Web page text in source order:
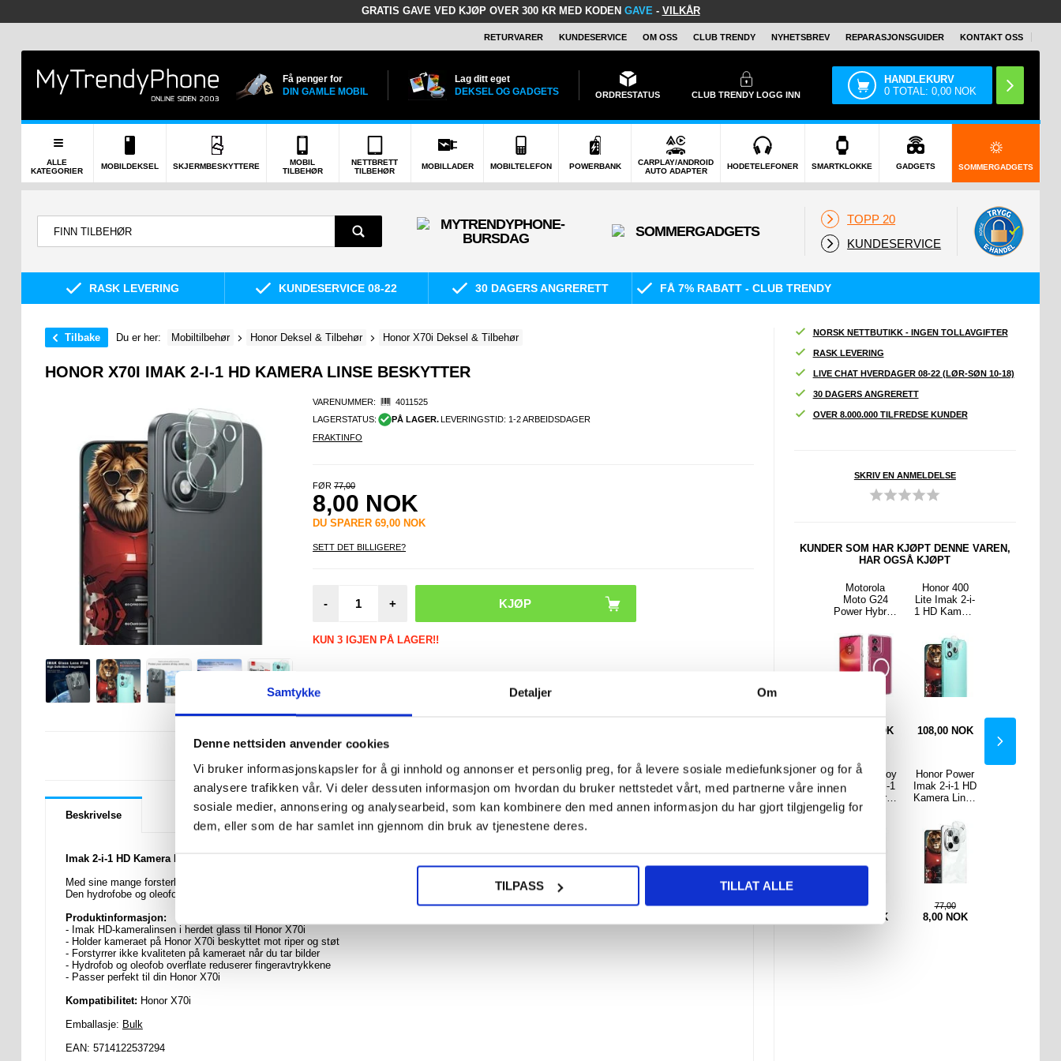
Samtykke Detaljer Om
Denne nettsiden anvender cookies
Vi bruker informasjonskapsler for å gi innhold og annonser et personlig preg, for å levere sosiale mediefunksjoner og for å
analysere trafikken vår. Vi deler dessuten informasjon om hvordan du bruker nettstedet vårt, med partnerne våre innen
sosiale medier, annonsering og analysearbeid, som kan kombinere den med annen informasjon du har gjort tilgjengelig for
dem, eller som de har samlet inn gjennom din bruk av tjenestene deres.
TILPASS TILLAT ALLE
GRATIS GAVE VED KJØP OVER 300 KR MED KODEN GAVE- VILKÅR
RETURVARER KUNDESERVICE OM OSS CLUB TRENDY NYHETSBREV REPARASJONSGUIDER KONTAKT OSS
Få penger for
DIN GAMLE MOBIL
Lag ditt eget
DEKSEL OG GADGETS
ORDRESTATUS CLUB TRENDYLOGG INN
HANDLEKURV
0 TOTAL:0,00 NOK
ALLE
KATEGORIER
MOBILDEKSEL SKJERMBESKYTTERE
MOBIL
TILBEHØR
NETTBRETT
TILBEHØR
MOBILLADER MOBILTELEFON POWERBANK
CARPLAY/ANDROID
AUTO ADAPTER
HODETELEFONER SMARTKLOKKE GADGETS SOMMERGADGETS
TOPP 20
KUNDESERVICE
RASK LEVERING KUNDESERVICE 08-22 30 DAGERS ANGRERETT FÅ 7% RABATT - CLUB TRENDY
Tilbake Du er her: Mobiltilbehør Honor Deksel & Tilbehør Honor X70i Deksel & Tilbehør
HONOR X70I IMAK 2-I-1 HD KAMERA LINSE BESKYTTER
VARENUMMER:
4011525
LAGERSTATUS:
PÅ LAGER.
LEVERINGSTID: 1-2 ARBEIDSDAGER
FRAKTINFO
FØR77,00
8,00 NOK
DU SPARER69,00 NOK
SETT DET BILLIGERE?
- +
KUN 3 IGJEN PÅ LAGER!!
Beskrivelse
Imak 2-i-1 HD Kamera Linse Beskytter i Herdet Glass til Honor X70i
Med sine mange forsterkninger vil denne Imak HD-kameralinsen i herdet glass holde kameraet på Honor X70i helt trygt mot riper og daglig skade.
Den hydrofobe og oleofobe overflaten reduserer også fingeravtrykkene dine mens du bruker Honor X70i.
Produktinformasjon:
- Imak HD-kameralinsen i herdet glass til Honor X70i
- Holder kameraet på Honor X70i beskyttet mot riper og støt
- Forstyrrer ikke kvaliteten på kameraet når du tar bilder
- Hydrofob og oleofob overflate reduserer fingeravtrykkene
- Passer perfekt til din Honor X70i
Kompatibilitet: Honor X70i
Emballasje: Bulk
EAN: 5714122537294
NORSK NETTBUTIKK - INGEN TOLLAVGIFTER
RASK LEVERING
LIVE CHAT HVERDAGER 08-22 (LØR-SØN 10-18)
30 DAGERS ANGRERETT
OVER 8.000.000 TILFREDSE KUNDER
SKRIV EN ANMELDELSE
KUNDER SOM HAR KJØPT DENNE VAREN,
HAR OGSÅ KJØPT
Honor Power
Imak 2-i-1 HD
Kamera Linse
Beskytter
77,00
Motorola
Moto G24
Power Hybrid-
MagSafe-
kompatibel -
Gjennomsikti
g
NOK
Huawei Enjoy
80 Imak 2-i-1
HD Kamera
Linse
77,00
NOK
Honor 400
Lite Imak 2-i-
1 HD Kamera
Beskytter
108,00 NOK
Honor Power
Imak 2-i-1 HD
Kamera Linse
77,00
8,00 NOK
108,00